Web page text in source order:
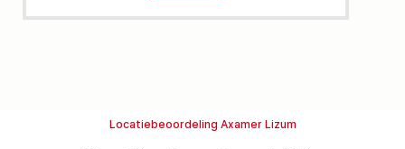
Locatiebeoordeling Axamer Lizum